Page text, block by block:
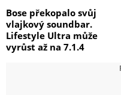
Bose překopalo svůj
vlajkový soundbar.
Lifestyle Ultra může
vyrůst až na 7.1.4